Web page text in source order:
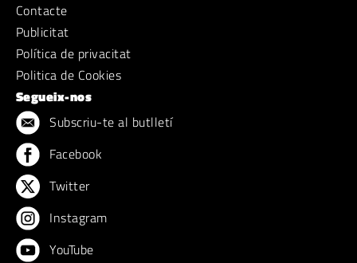
Contacte
Publicitat
Política de privacitat
Politica de Cookies
Segueix-nos
Subscriu-te al butlletí
Facebook
Twitter
Instagram
YouTube